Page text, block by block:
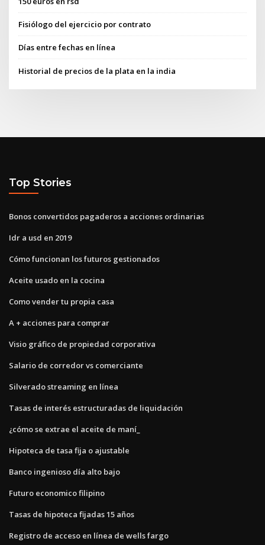
Fisiólogo del ejercicio por contrato
Días entre fechas en línea
Historial de precios de la plata en la india
Top Stories
Bonos convertidos pagaderos a acciones ordinarias
Idr a usd en 2019
Cómo funcionan los futuros gestionados
Aceite usado en la cocina
Como vender tu propia casa
A + acciones para comprar
Visio gráfico de propiedad corporativa
Salario de corredor vs comerciante
Silverado streaming en línea
Tasas de interés estructuradas de liquidación
¿cómo se extrae el aceite de maní_
Hipoteca de tasa fija o ajustable
Banco ingenioso día alto bajo
Futuro economico filipino
Tasas de hipoteca fijadas 15 años
Registro de acceso en línea de wells fargo